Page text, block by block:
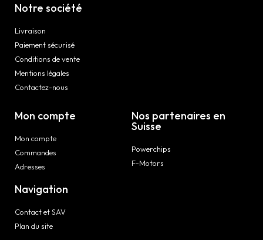
Notre société
Livraison
Paiement sécurisé
Conditions de vente
Mentions légales
Contactez-nous
Mon compte
Mon compte
Commandes
Adresses
Navigation
Contact et SAV
Plan du site
Nos partenaires en
Suisse
Powerchips
F-Motors